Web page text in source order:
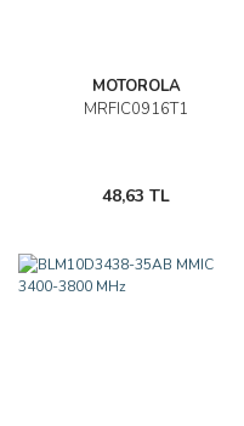
MOTOROLA
MRFIC0916T1
48,63 TL